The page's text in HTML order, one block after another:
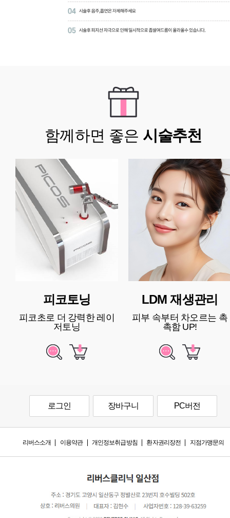
함께하면 좋은 시술추천
피코토닝
피코초로 더 강력한 레이
저토닝
LDM 재생관리
피부 속부터 차오르는 촉
촉함 UP!
로그인 장바구니 PC버전
리버스소개 이용약관 개인정보취급방침 환자권리장전 지점가맹문의